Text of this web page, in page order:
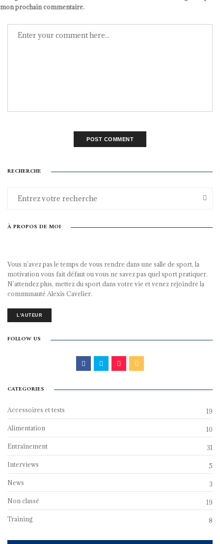
mon prochain commentaire.
RECHERCHE
À PROPOS DE MOI
Vous n’avez pas le temps de vous rendre dans une salle de sport, la
motivation vous fait défaut ou vous ne savez pas quel sport pratiquer.
N’attendez plus, mettez du sport dans votre vie et venez rejoindre la
communauté Alexis Cavelier.
L'AUTEUR
FOLLOW US
CATEGORIES
Accessoires et tests 19
Alimentation 10
Entraînement 31
Interviews 5
News 3
Non classé 19
Training 8